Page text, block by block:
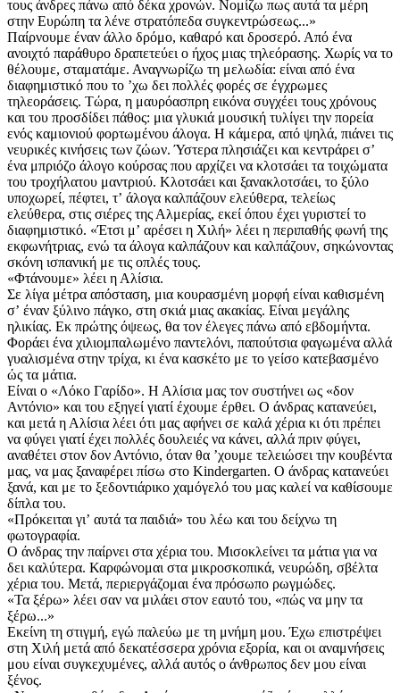
τους άνδρες πάνω από δέκα χρονών. Νομίζω πως αυτά τα μέρη
στην Ευρώπη τα λένε στρατόπεδα συγκεντρώσεως...»
Παίρνουμε έναν άλλο δρόμο, καθαρό και δροσερό. Από ένα
ανοιχτό παράθυρο δραπετεύει ο ήχος μιας τηλεόρασης. Χωρίς να το
θέλουμε, σταματάμε. Αναγνωρίζω τη μελωδία: είναι από ένα
διαφημιστικό που το ʼχω δει πολλές φορές σε έγχρωμες
τηλεοράσεις. Τώρα, η μαυρόασπρη εικόνα συγχέει τους χρόνους
και του προσδίδει πάθος: μια γλυκιά μουσική τυλίγει την πορεία
ενός καμιονιού φορτωμένου άλογα. Η κάμερα, από ψηλά, πιάνει τις
νευρικές κινήσεις των ζώων. Ύστερα πλησιάζει και κεντράρει σʼ
ένα μπριόζο άλογο κούρσας που αρχίζει να κλοτσάει τα τοιχώματα
του τροχήλατου μαντριού. Κλοτσάει και ξανακλοτσάει, το ξύλο
υποχωρεί, πέφτει, τʼ άλογα καλπάζουν ελεύθερα, τελείως
ελεύθερα, στις σιέρες της Αλμερίας, εκεί όπου έχει γυριστεί το
διαφημιστικό. «Έτσι μʼ αρέσει η Χιλή» λέει η περιπαθής φωνή της
εκφωνήτριας, ενώ τα άλογα καλπάζουν και καλπάζουν, σηκώνοντας
σκόνη ισπανική με τις οπλές τους.
«Φτάνουμε» λέει η Αλίσια.
Σε λίγα μέτρα απόσταση, μια κουρασμένη μορφή είναι καθισμένη
σʼ έναν ξύλινο πάγκο, στη σκιά μιας ακακίας. Είναι μεγάλης
ηλικίας. Εκ πρώτης όψεως, θα τον έλεγες πάνω από εβδομήντα.
Φοράει ένα χιλιομπαλωμένο παντελόνι, παπούτσια φαγωμένα αλλά
γυαλισμένα στην τρίχα, κι ένα κασκέτο με το γείσο κατεβασμένο
ώς τα μάτια.
Είναι ο «Λόκο Γαρίδο». Η Αλίσια μας τον συστήνει ως «δον
Αντόνιο» και του εξηγεί γιατί έχουμε έρθει. Ο άνδρας κατανεύει,
και μετά η Αλίσια λέει ότι μας αφήνει σε καλά χέρια κι ότι πρέπει
να φύγει γιατί έχει πολλές δουλειές να κάνει, αλλά πριν φύγει,
αναθέτει στον δον Αντόνιο, όταν θα ʼχουμε τελειώσει την κουβέντα
μας, να μας ξαναφέρει πίσω στο Kindergarten. Ο άνδρας κατανεύει
ξανά, και με το ξεδοντιάρικο χαμόγελό του μας καλεί να καθίσουμε
δίπλα του.
«Πρόκειται γιʼ αυτά τα παιδιά» του λέω και του δείχνω τη
φωτογραφία.
Ο άνδρας την παίρνει στα χέρια του. Μισοκλείνει τα μάτια για να
δει καλύτερα. Καρφώνομαι στα μικροσκοπικά, νευρώδη, σβέλτα
χέρια του. Μετά, περιεργάζομαι ένα πρόσωπο ρωγμώδες.
«Τα ξέρω» λέει σαν να μιλάει στον εαυτό του, «πώς να μην τα
ξέρω...»
Εκείνη τη στιγμή, εγώ παλεύω με τη μνήμη μου. Έχω επιστρέψει
στη Χιλή μετά από δεκατέσσερα χρόνια εξορία, και οι αναμνήσεις
μου είναι συγκεχυμένες, αλλά αυτός ο άνθρωπος δεν μου είναι
ξένος.